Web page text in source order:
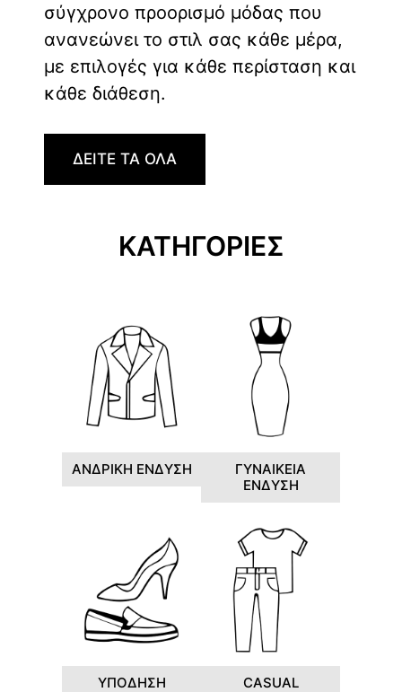
σύγχρονο προορισμό μόδας που
ανανεώνει το στιλ σας κάθε μέρα,
με επιλογές για κάθε περίσταση και
κάθε διάθεση.
ΔΕΙΤΕ ΤΑ ΟΛΑ
ΚΑΤΗΓΟΡΙΕΣ
ΑΝΔΡΙΚΗ ΕΝΔΥΣΗ
ΓΥΝΑΙΚΕΙΑ
ΕΝΔΥΣΗ
ΥΠΟΔΗΣΗ CASUAL